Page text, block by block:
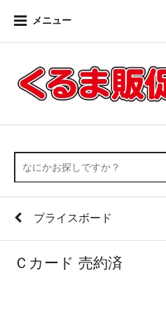
メニュー
プライスボード
Ｃカード 売約済